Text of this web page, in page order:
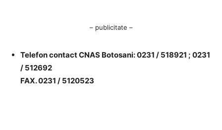
– publicitate –
Telefon contact CNAS Botosani: 0231 / 518921 ; 0231
/ 512692
FAX. 0231 / 5120523